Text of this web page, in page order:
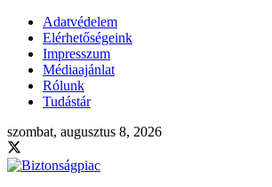
Adatvédelem
Elérhetőségeink
Impresszum
Médiaajánlat
Rólunk
Tudástár
szombat, augusztus 8, 2026